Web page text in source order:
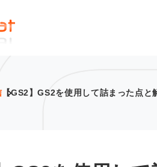
【GS2】GS2を使用して詰まった点と